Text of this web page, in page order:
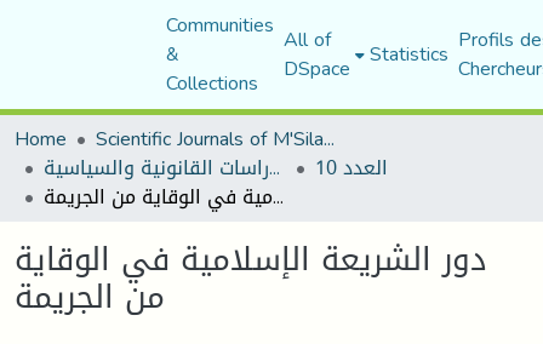
Communities
&
Collections
All of
DSpace Statistics Profils
Home
Scientific Journals of M'Sila University
مجلة الأستاذ الباحث للدراسات القانونية والسياسية العدد 10
دور الشريعة الإسلامية في الوقاية من الجريمة
دور الشريعة الإسلامية في الوقاية
من الجريمة